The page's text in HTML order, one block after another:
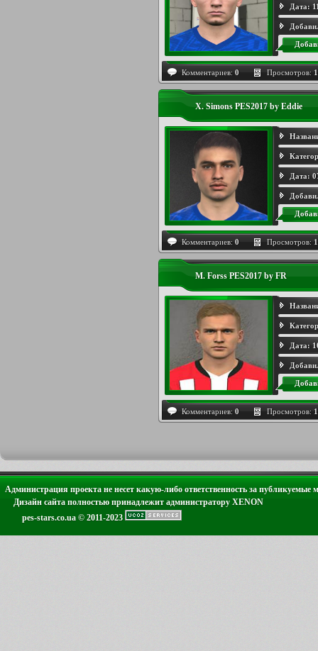
Дата:
Комментариев: 0 Просмотров:
X. Simons PES2017 by Eddie
Дата:
Комментариев: 0 Просмотров:
M. Forss PES2017 by FR
Дата:
Комментариев: 0 Просмотров:
Администрация проекта не несет какую-либо ответственность за публикуемые
Дизайн сайта полностью принадлежит администратору XENON
pes-stars.co.ua © 2011-2023